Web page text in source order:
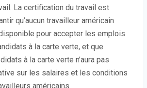
ê
e
La certification du travail est
qu’aucun travailleur américain
pour accepter les emplois
à la carte verte, et que
à la carte verte n’aura pas
sur les salaires et les conditions
américains.